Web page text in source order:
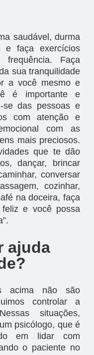
saudável, durma
e faça exercícios
Faça
sua tranquilidade
a você mesmo e
é importante e
se das pessoas e
com atenção e
com as
mais preciosos.
que te dão
dançar, brincar
conversar
cozinhar,
na doceira, faça
e você possa
ajuda
acima não são
controlar a
situações,
psicólogo, que é
em lidar com
o paciente no